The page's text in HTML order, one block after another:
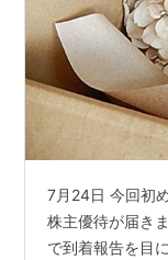
7月24日 今回初
株主優待が届き
で到着報告を目